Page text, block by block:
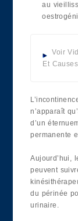
au
Voir
Et
n’apparaît
d’un
permanente
Aujourd’hui,
peuvent
du périnée
urinaire.